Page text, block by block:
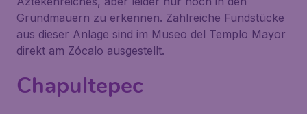
Grundmauern zu erkennen. Zahlreiche Fundstücke
aus dieser Anlage sind im Museo del Templo Mayor
direkt am Zócalo ausgestellt.
Chapultepec